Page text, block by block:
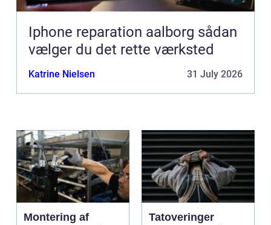
Iphone reparation aalborg sådan
vælger du det rette værksted
Katrine Nielsen 31 July 2026
Montering af
Tatoveringer